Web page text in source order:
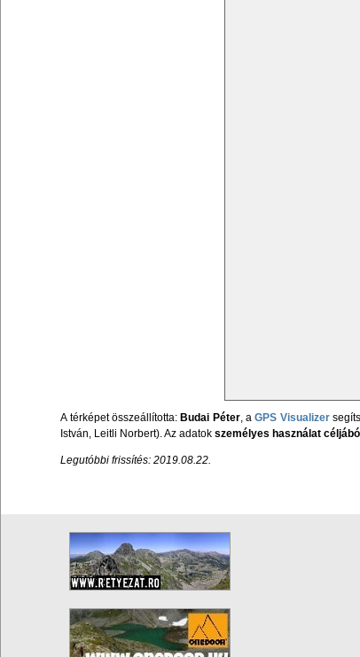
A térképet összeállította:Budai Péter, aGPS Visualizer
István, Leitli Norbert). Az adatokszemélyes használat
Legutóbbi frissítés: 2019.08.22.